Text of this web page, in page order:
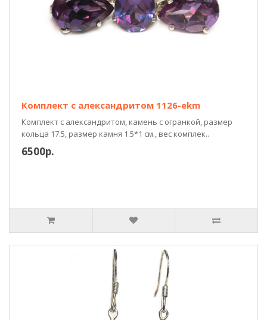
Комплект с александритом 1126-ekm
Комплект с александритом, камень с огранкой, размер
кольца 17.5, размер камня 1.5*1 см., вес комплек..
6500р.